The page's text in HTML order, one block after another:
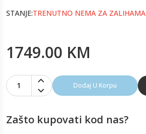
STANJE:TRENUTNO NEMA ZA ZALIHAMA
1749.00 KM
1 Dodaj U Korpu
Zašto kupovati kod nas?